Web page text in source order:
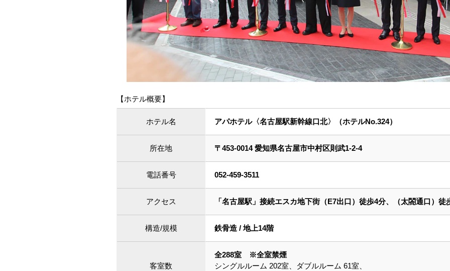
【ホテル概要】
ホテル名 アパホテル〈名古屋駅新幹線口北〉（ホテルNo.324）
所在地 〒453-0014 愛知県名古屋市中村区則武1-2-4
電話番号 052-459-3511
アクセス 「名古屋駅」接続エスカ地下街（E7出口）徒歩4分、（太閤通口）徒
構造/規模 鉄骨造 / 地上14階
客室数
全288室 ※全室禁煙
シングルルーム 202室、ダブルルーム 61室、